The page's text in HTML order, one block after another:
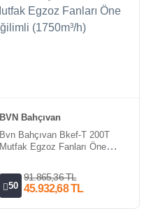
BVN Bahçıvan
Bvn Bahçıvan Bkef-T 200T
Mutfak Egzoz Fanları Öne
50
91.865,36 TL
45.932,68 TL